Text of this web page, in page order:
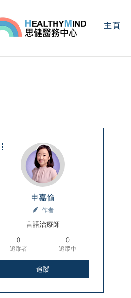
主頁
申嘉愉
作者
言語治療師
0
追蹤者
0
追蹤中
追蹤